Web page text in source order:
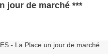
jour de marché ***